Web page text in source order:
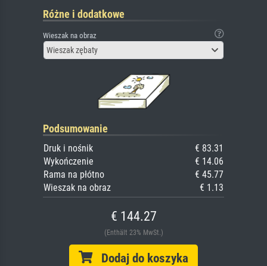
Różne i dodatkowe
Wieszak na obraz
Wieszak zębaty
Podsumowanie
Druk i nośnik
€ 83.31
Wykończenie
€ 14.06
Rama na płótno
€ 45.77
Wieszak na obraz
€ 1.13
€ 144.27
(Enthält 23% MwSt.)
Dodaj do koszyka